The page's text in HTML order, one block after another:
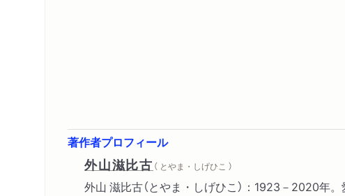
著作者プロフィール
外山滋比古 （ とやま・しげひこ ）
外山 滋比古（とやま・しげひこ）：1923－2020年